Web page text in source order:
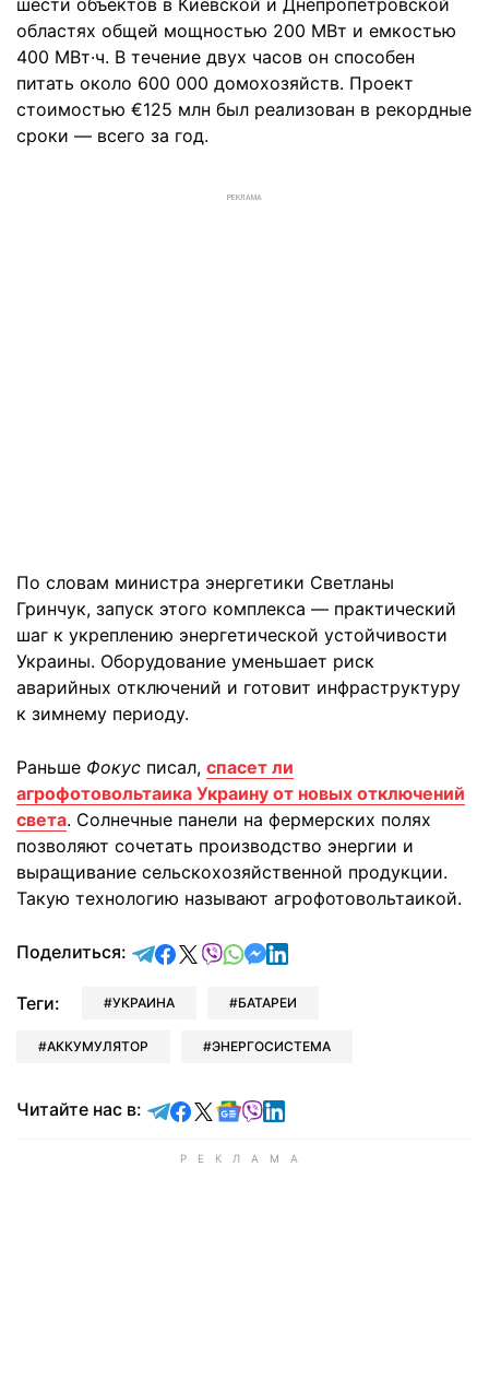
шести объектов в Киевской и Днепропетровской
областях общей мощностью 200 МВт и емкостью
400 МВт·ч. В течение двух часов он способен
питать около 600 000 домохозяйств. Проект
стоимостью €125 млн был реализован в рекордные
сроки — всего за год.
РЕКЛАМА
По словам министра энергетики Светланы
Гринчук, запуск этого комплекса — практический
шаг к укреплению энергетической устойчивости
Украины. Оборудование уменьшает риск
аварийных отключений и готовит инфраструктуру
к зимнему периоду.
Раньше Фокус писал, спасет ли
агрофотовольтаика Украину от новых отключений
света. Солнечные панели на фермерских полях
позволяют сочетать производство энергии и
выращивание сельскохозяйственной продукции.
Такую технологию называют агрофотовольтаикой.
Поделиться: отправить в Telegram
поделиться в Facebook
поделиться в X
отправить в Viber
отправить в Whatsapp
отправить в Messenger
отправить в LinkedIn
Теги: УКРАИНА БАТАРЕИ
АККУМУЛЯТОР ЭНЕРГОСИСТЕМА
Читайте нас в: Читайте в Telegram
Читайте в Facebook
Читайте в X
Читайте в Google news
Читайте в Viber
Читайте в LinkedIn